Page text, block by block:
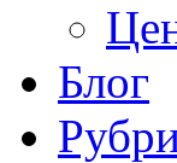
Блог